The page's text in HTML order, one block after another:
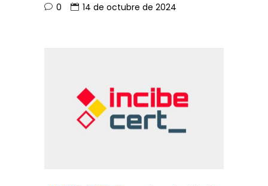
0
14 de octubre de 2024